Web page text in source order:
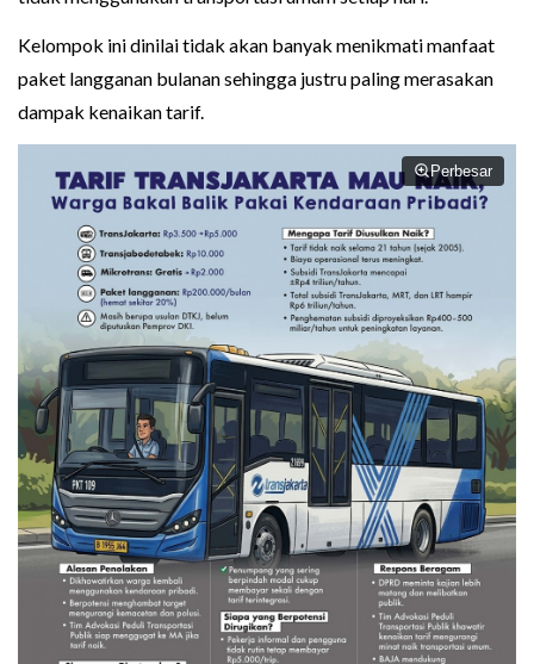
Kelompok ini dinilai tidak akan banyak menikmati manfaat
paket langganan bulanan sehingga justru paling merasakan
dampak kenaikan tarif.
Perbesar